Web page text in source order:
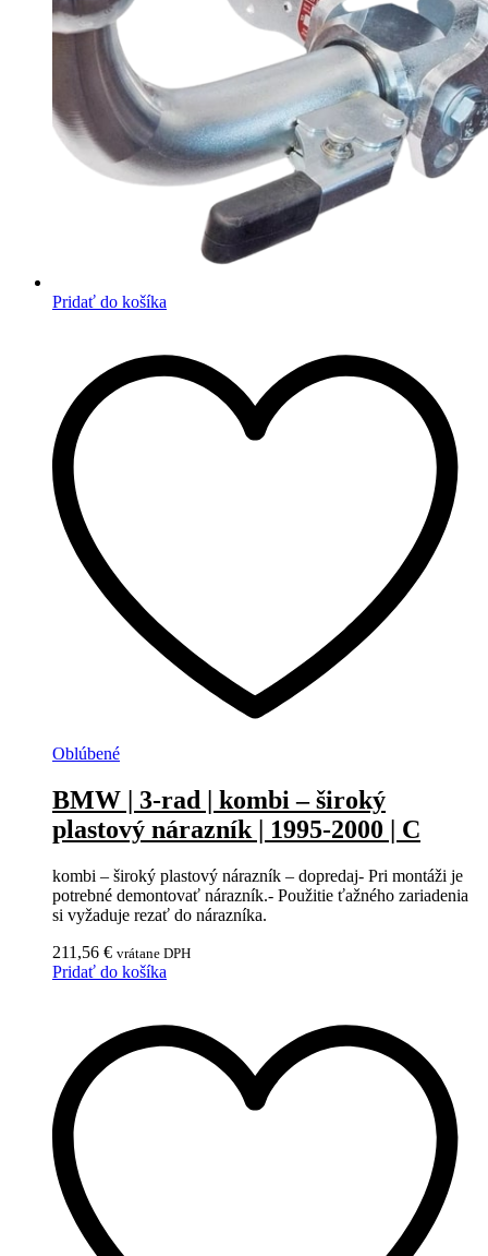
Pridať do košíka
Oblúbené
BMW | 3-rad | kombi – široký
plastový nárazník | 1995-2000 | C
kombi – široký plastový nárazník – dopredaj- Pri montáži je
potrebné demontovať nárazník.- Použitie ťažného zariadenia
si vyžaduje rezať do nárazníka.
211,56 € vrátane DPH
Pridať do košíka